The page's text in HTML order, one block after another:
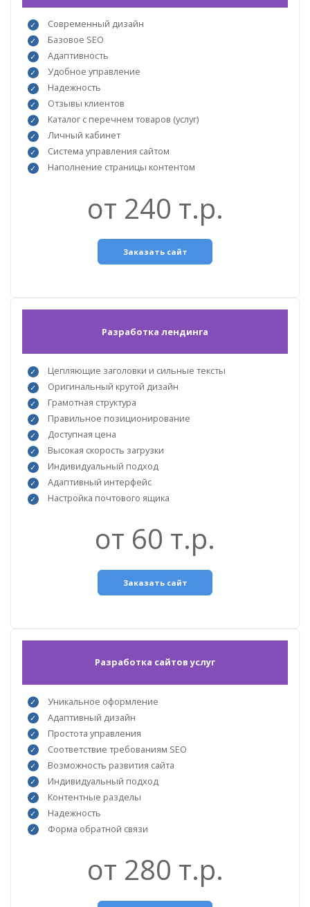
Современный дизайн
Базовое SEO
Адаптивность
Удобное управление
Надежность
Отзывы клиентов
Каталог с перечнем товаров (услуг)
Личный кабинет
Система управления сайтом
Наполнение страницы контентом
от 240 т.р.
Заказать сайт
Разработка лендинга
Цепляющие заголовки и сильные тексты
Оригинальный крутой дизайн
Грамотная структура
Правильное позиционирование
Доступная цена
Высокая скорость загрузки
Индивидуальный подход
Адаптивный интерфейс
Настройка почтового ящика
от 60 т.р.
Заказать сайт
Разработка сайтов услуг
Уникальное оформление
Адаптивный дизайн
Простота управления
Соответствие требованиям SEO
Возможность развития сайта
Индивидуальный подход
Контентные разделы
Надежность
Форма обратной связи
от 280 т.р.